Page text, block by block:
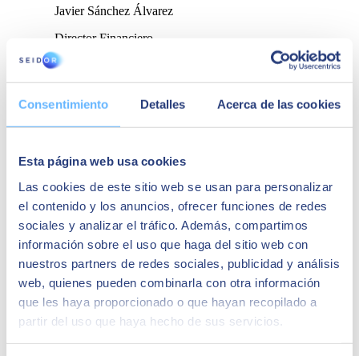
Consentimiento Detalles Acerca de las cookies
Esta página web usa cookies
Las cookies de este sitio web se usan para personalizar
el contenido y los anuncios, ofrecer funciones de redes
sociales y analizar el tráfico. Además, compartimos
información sobre el uso que haga del sitio web con
nuestros partners de redes sociales, publicidad y análisis
web, quienes pueden combinarla con otra información
que les haya proporcionado o que hayan recopilado a
partir del uso que haya hecho de sus servicios.
Javier Sánchez Álvarez
Director Financiero
En un momento de crecimiento como el que se
encontraba nuestra empresa necesitábamos una
evolucionar según nuestras necesidades.